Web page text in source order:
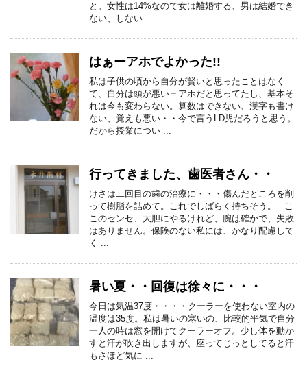
と。女性は14%なので女は離婚する、男は結婚でき
ない、しない ...
はぁーアホでよかった!!
私は子供の頃から自分が賢いと思ったことはなく
て、自分は頭が悪い＝アホだと思ってたし、基本そ
れは今も変わらない。算数はできない、漢字も書け
ない、覚えも悪い・・今で言うLD児だろうと思う。
だから授業につい ...
行ってきました、歯医者さん・・
けさは二回目の歯の治療に・・・傷んだところを削
って樹脂を詰めて。これでしばらく持ちそう。 こ
このセンセ、大胆にやるけれど、腕は確かで、失敗
はありません。保険のない私には、かなり配慮して
く ...
暑い夏・・回復は徐々に・・・
今日は気温37度・・・・クーラーを使わない室内の
温度は35度。私は暑いの寒いの、比較的平気で自分
一人の時は窓を開けてクーラーオフ。少し体を動か
すと汗が吹き出しますが、座ってじっとしてると汗
もさほど気に ...